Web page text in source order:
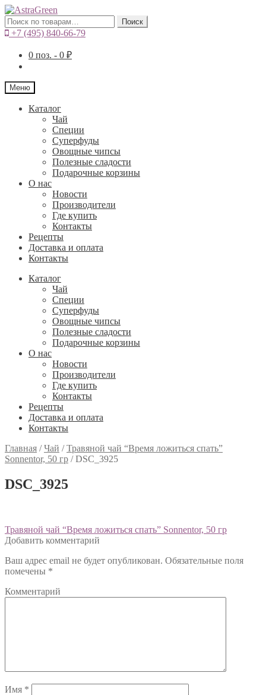
Искать: Поиск
+7 (495) 840-66-79
0 поз. - 0 ₽
Меню
Каталог
Чай
Специи
Cуперфуды
Овощные чипсы
Полезные сладости
Подарочные корзины
О нас
Новости
Производители
Где купить
Контакты
Рецепты
Доставка и оплата
Контакты
Каталог
Чай
Специи
Cуперфуды
Овощные чипсы
Полезные сладости
Подарочные корзины
О нас
Новости
Производители
Где купить
Контакты
Рецепты
Доставка и оплата
Контакты
Главная /Чай /Травяной чай “Время ложиться спать”
Sonnentor, 50 гр /DSC_3925
DSC_3925
Навигация
по
записям
Предыдущий:
Травяной чай “Время ложиться спать” Sonnentor, 50 гр
Добавить комментарий
Ваш адрес email не будет опубликован. Обязательные поля
помечены *
Комментарий
Имя *